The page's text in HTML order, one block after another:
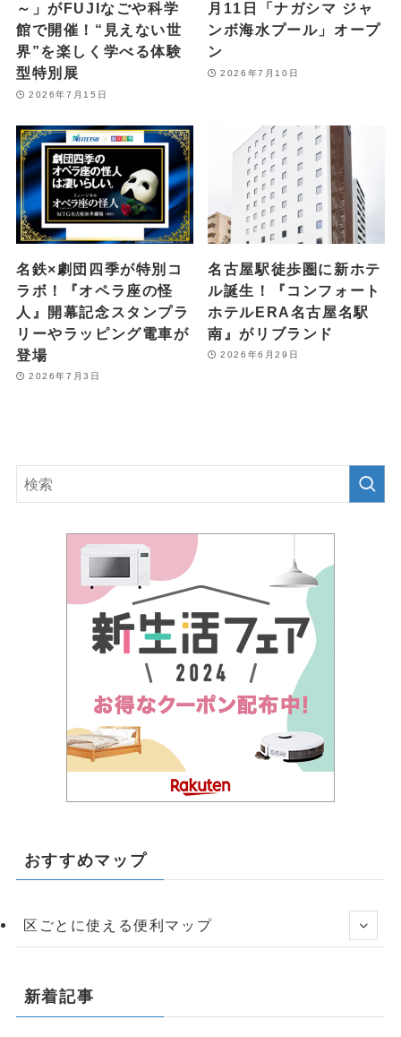
～」がFUJIなごや科学
館で開催！“見えない世
界”を楽しく学べる体験
型特別展
2026年7月15日
月11日「ナガシマ ジャ
ンボ海水プール」オープ
ン
2026年7月10日
名鉄×劇団四季が特別コ
ラボ！『オペラ座の怪
人』開幕記念スタンプラ
リーやラッピング電車が
登場
2026年7月3日
名古屋駅徒歩圏に新ホテ
ル誕生！『コンフォート
ホテルERA名古屋名駅
南』がリブランド
2026年6月29日
おすすめマップ
区ごとに使える便利マップ
新着記事